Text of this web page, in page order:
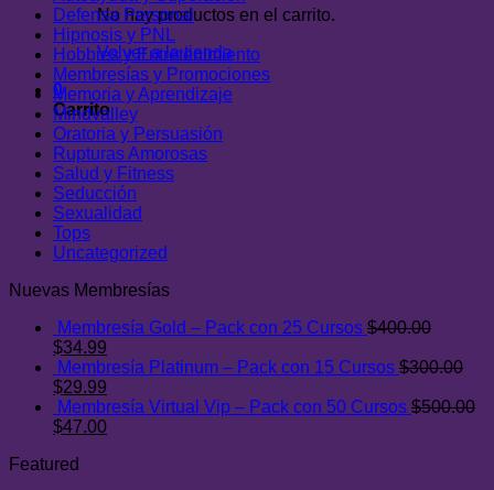
No hay productos en el carrito.
Volver a la tienda
0
Carrito
Defensa Personal
Hipnosis y PNL
Hobbies y Entretenimiento
Membresías y Promociones
Memoria y Aprendizaje
Mindvalley
Oratoria y Persuasión
Rupturas Amorosas
Salud y Fitness
Seducción
Sexualidad
Tops
Uncategorized
Nuevas Membresías
Membresía Gold – Pack con 25 Cursos $400.00
El
precio
original
era:
$400.00.
$34.99
precio
es:
$34.99.
Membresía Platinum – Pack con 15 Cursos $300.00
El
precio
original
$300.00.
$29.99
precio
actual
Membresía Virtual Vip – Pack con 50 Cursos $500.00
El
original
$47.00El
Featured